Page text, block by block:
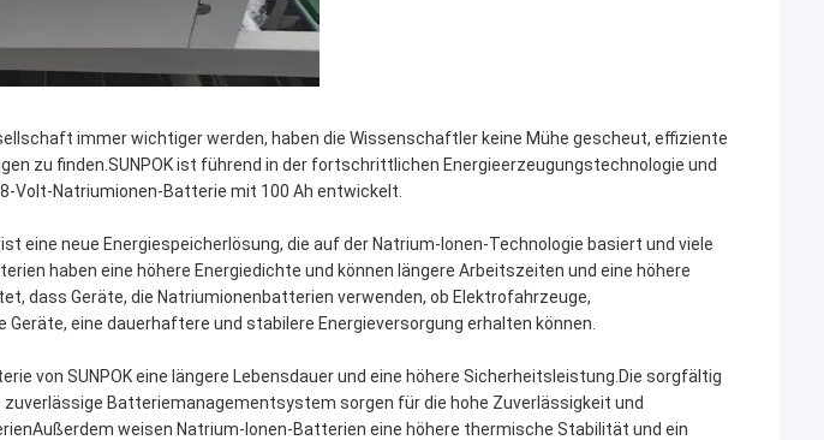
immer wichtiger werden, haben die Wissenschaftler keine Mühe gescheut, effiziente
zu finden.SUNPOK ist führend in der fortschrittlichen Energieerzeugungstechnologie und
Volt-Natriumionen-Batterie mit 100 Ah entwickelt.
eine neue Energiespeicherlösung, die auf der Natrium-Ionen-Technologie basiert und viele
haben eine höhere Energiedichte und können längere Arbeitszeiten und eine höhere
dass Geräte, die Natriumionenbatterien verwenden, ob Elektrofahrzeuge,
eine dauerhaftere und stabilere Energieversorgung erhalten können.
von SUNPOK eine längere Lebensdauer und eine höhere Sicherheitsleistung.Die sorgfältig
Batteriemanagementsystem sorgen für die hohe Zuverlässigkeit und
weisen Natrium-Ionen-Batterien eine höhere thermische Stabilität und ein